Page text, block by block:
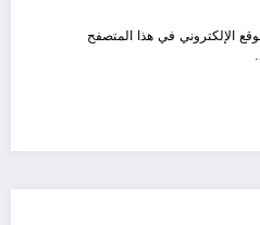
الإلكتروني في هذا المتصفح